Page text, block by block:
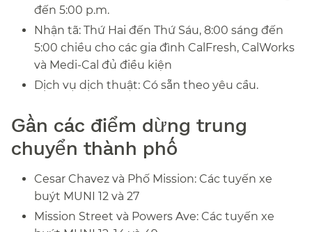
đến 5:00 p.m.​​
Nhận tã: Thứ Hai đến Thứ Sáu, 8:00 sáng đến
5:00 chiều cho các gia đình CalFresh, CalWorks
và Medi-Cal đủ điều kiện​​
Dịch vụ dịch thuật: Có sẵn theo yêu cầu.​​
Gần các điểm dừng trung
chuyển thành phố​​
Cesar Chavez và Phố Mission: Các tuyến xe
buýt MUNI 12 và 27​​
Mission Street và Powers Ave: Các tuyến xe